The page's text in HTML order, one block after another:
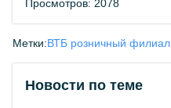
Просмотров: 2078
Метки:ВТБ розничный филиал
Новости по теме